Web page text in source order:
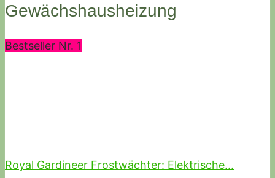
Gewächshausheizung
Bestseller Nr. 1
Royal Gardineer Frostwächter: Elektrische...